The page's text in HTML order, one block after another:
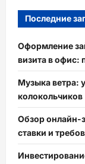
Последние
Оформление
визита в офис:
Музыка ветра:
колокольчиков
Обзор онлайн-
ставки и